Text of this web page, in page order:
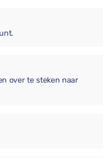
over te steken naar